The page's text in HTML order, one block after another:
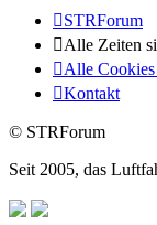
STRForum
Alle Zeiten
Alle Cookies
Kontakt
© STRForum
Seit 2005, das